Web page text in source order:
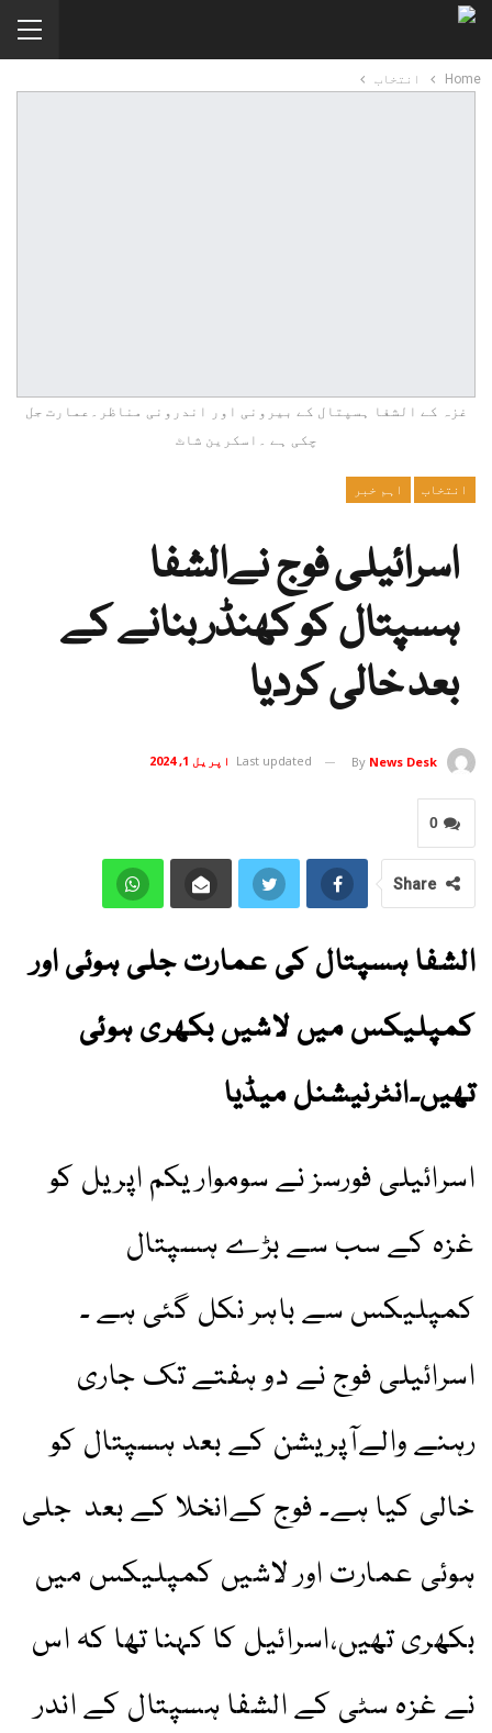
Home انتخاب
غزہ کے الشفا ہسپتال کے بیرونی اور اندرونی مناظر۔عمارت جل
چکی ہے ۔اسکرین شاٹ
انتخاب اہم خبر
اسرائیلی فوج نےالشفا
ہسپتال کو کھنڈر بنانے کے
بعد خالی کردیا
By News Desk
Last updated اپریل 1, 2024
0
Share
الشفا ہسپتال کی عمارت جلی ہوئی اور
کمپلیکس میں لاشیں بکھری ہوئی
تھیں۔انٹرنیشنل میڈیا
اسرائیلی فورسز نے سوموار یکم اپریل کو
غزہ کے سب سے بڑے ہسپتال
کمپلیکس سے باہر نکل گئی ہے ۔
اسرائیلی فوج نے دو ہفتے تک جاری
رہنے والےآپریشن کے بعد ہسپتال کو
خالی کیا ہے۔ فوج کےانخلا کے بعد جلی
ہوئی عمارت اور لاشیں کمپلیکس میں
بکھری تھیں،اسرائیل کا کہنا تھا کہ اس
نے غزہ سٹی کے الشفا ہسپتال کے اندر